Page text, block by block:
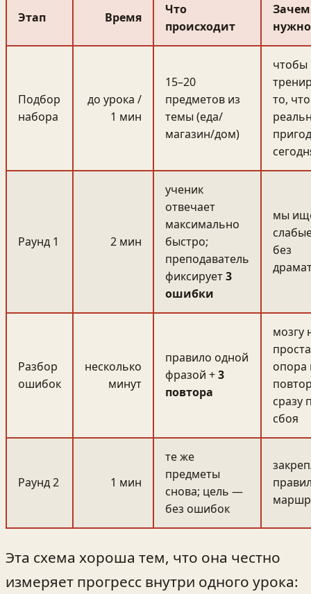
Этап Время
Что
происходит
Зачем
нужно
Подбор
набора
до урока /
1 мин
15–20
предметов из
темы (еда/
магазин/дом)
чтобы
то, что
Раунд 1 2 мин
ученик
отвечает
максимально
быстро;
преподаватель
фиксирует3
ошибки
мы
без
Разбор
ошибок
несколько
минут
правило одной
фразой +3
повтора
мозгу
опора
сразу
сбоя
Раунд 2 1 мин
те же
предметы
снова; цель —
без ошибок
Эта схема хороша тем, что она честно
измеряет прогресс внутри одного урока: